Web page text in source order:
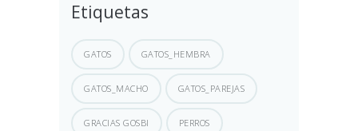
Etiquetas
GATOS GATOS_HEMBRA
GATOS_MACHO GATOS_PAREJAS
GRACIAS GOSBI PERROS